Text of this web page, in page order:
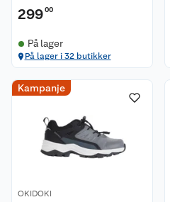
29900
På lager
På lager i 32 butikker
Kampanje
OKIDOKI